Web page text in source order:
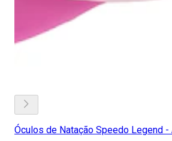
Óculos de Natação Speedo Legend -